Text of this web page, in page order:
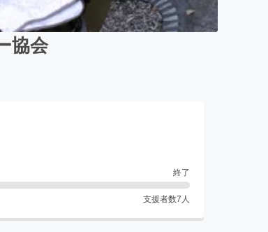
協会
終了
支援者数7人